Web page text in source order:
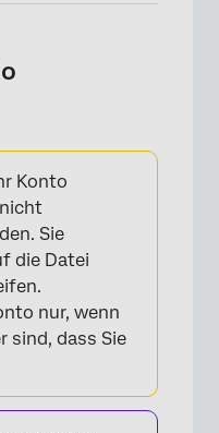
Konto
Sie
die Datei
nur, wenn
sind, dass Sie